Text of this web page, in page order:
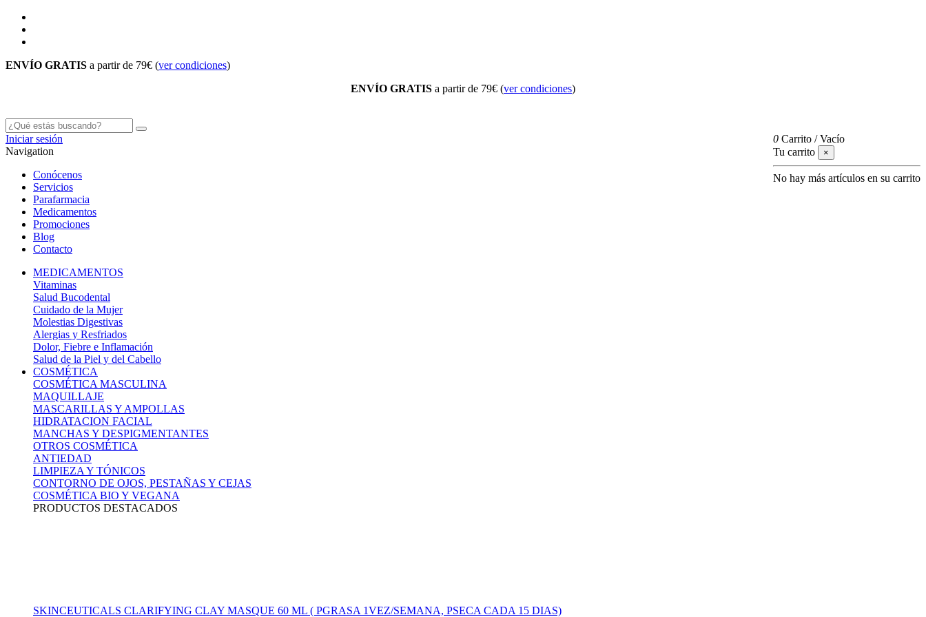
ENVÍO GRATIS a partir de 79€ (ver condiciones)
ENVÍO GRATIS a partir de 79€ (ver condiciones)
0 Carrito /Vacío
Tu carrito
×
No hay más artículos en su carrito
Iniciar sesión
Navigation
Conócenos
Servicios
Parafarmacia
Medicamentos
Promociones
Blog
Contacto
MEDICAMENTOS
Vitaminas
Salud Bucodental
Cuidado de la Mujer
Molestias Digestivas
Alergias y Resfriados
Dolor, Fiebre e Inflamación
Salud de la Piel y del Cabello
COSMÉTICA
COSMÉTICA MASCULINA
MAQUILLAJE
MASCARILLAS Y AMPOLLAS
HIDRATACION FACIAL
MANCHAS Y DESPIGMENTANTES
OTROS COSMÉTICA
ANTIEDAD
LIMPIEZA Y TÓNICOS
CONTORNO DE OJOS, PESTAÑAS Y CEJAS
COSMÉTICA BIO Y VEGANA
PRODUCTOS DESTACADOS
SKINCEUTICALS CLARIFYING CLAY MASQUE 60 ML ( PGRASA 1VEZ/SEMANA, PSECA CADA 15 DIAS)